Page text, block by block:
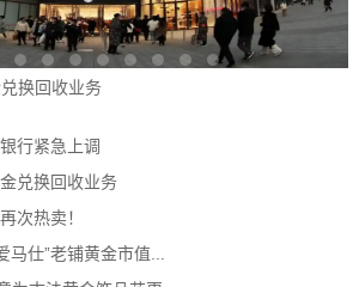
换回收业务
行紧急上调
兑换回收业务
次热卖！
马仕”老铺黄金市值...